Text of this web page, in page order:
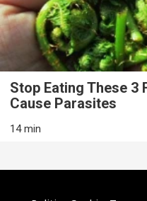
Stop Eating These 3
Cause Parasites
14 min